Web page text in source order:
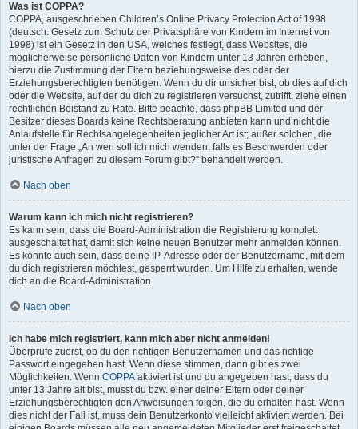
Was ist COPPA?
COPPA, ausgeschrieben Children’s Online Privacy Protection Act of 1998
(deutsch: Gesetz zum Schutz der Privatsphäre von Kindern im Internet von
1998) ist ein Gesetz in den USA, welches festlegt, dass Websites, die
möglicherweise persönliche Daten von Kindern unter 13 Jahren erheben,
hierzu die Zustimmung der Eltern beziehungsweise des oder der
Erziehungsberechtigten benötigen. Wenn du dir unsicher bist, ob dies auf dich
oder die Website, auf der du dich zu registrieren versuchst, zutrifft, ziehe einen
rechtlichen Beistand zu Rate. Bitte beachte, dass phpBB Limited und der
Besitzer dieses Boards keine Rechtsberatung anbieten kann und nicht die
Anlaufstelle für Rechtsangelegenheiten jeglicher Art ist; außer solchen, die
unter der Frage „An wen soll ich mich wenden, falls es Beschwerden oder
juristische Anfragen zu diesem Forum gibt?“ behandelt werden.
Nach oben
Warum kann ich mich nicht registrieren?
Es kann sein, dass die Board-Administration die Registrierung komplett
ausgeschaltet hat, damit sich keine neuen Benutzer mehr anmelden können.
Es könnte auch sein, dass deine IP-Adresse oder der Benutzername, mit dem
du dich registrieren möchtest, gesperrt wurden. Um Hilfe zu erhalten, wende
dich an die Board-Administration.
Nach oben
Ich habe mich registriert, kann mich aber nicht anmelden!
Überprüfe zuerst, ob du den richtigen Benutzernamen und das richtige
Passwort eingegeben hast. Wenn diese stimmen, dann gibt es zwei
Möglichkeiten. Wenn COPPA aktiviert ist und du angegeben hast, dass du
unter 13 Jahre alt bist, musst du bzw. einer deiner Eltern oder deiner
Erziehungsberechtigten den Anweisungen folgen, die du erhalten hast. Wenn
dies nicht der Fall ist, muss dein Benutzerkonto vielleicht aktiviert werden. Bei